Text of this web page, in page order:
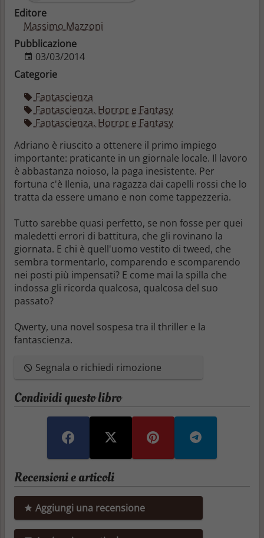
Editore
Massimo Mazzoni
Pubblicazione
03/03/2014
Categorie
Fantascienza
Fantascienza, Horror e Fantasy
Fantascienza, Horror e Fantasy
Adriano è riuscito a ottenere il primo impiego
importante: praticante in un giornale locale. Il lavoro
è abbastanza noioso, la paga inesistente. Per
fortuna c'è Ilenia, una ragazza dai capelli rossi che lo
tratta da essere umano e non come tappezzeria.
Tutto sarebbe quasi perfetto, se non fosse per quei
maledetti errori di battitura, che gli rovinano la
giornata. E chi è quell'uomo vestito di tweed, che
sembra tormentarlo, comparendo e scomparendo
nei posti più impensati? E come mai la spilla che
indossa gli ricorda qualcosa, qualcosa del suo
passato?
Qwerty, una novel sospesa tra il thriller e la
fantascienza.
Segnala o richiedi rimozione
Condividi questo libro
Recensioni e articoli
Aggiungi una recensione